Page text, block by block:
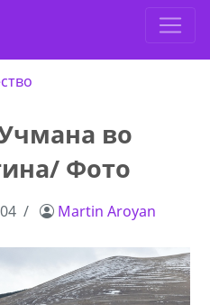
во
Фото
Martin Aroyan